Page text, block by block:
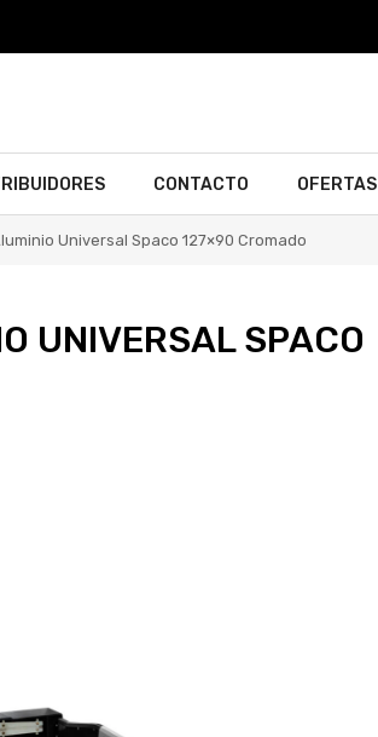
CONTACTO OFERTAS
Universal Spaco 127×90 Cromado
UNIVERSAL SPACO